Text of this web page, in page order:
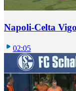
Napoli-Celta
02:05